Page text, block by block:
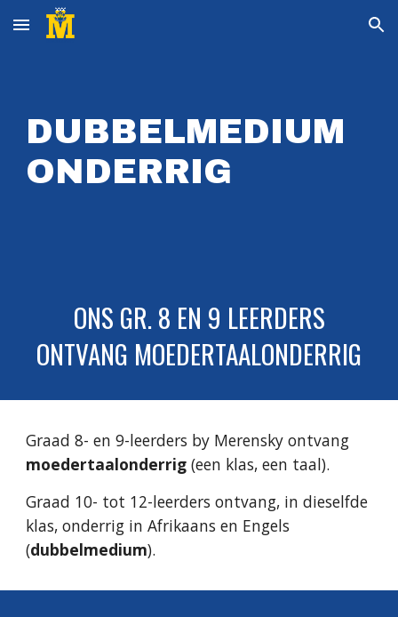
Skip to main content Skip to navigation
DUBBELMEDIUM
ONDERRIG
ONS GR. 8 EN 9 LEERDERS
ONTVANG MOEDERTAALONDERRIG
Graad 8- en 9-leerders by Merensky ontvang
moedertaalonderrig (een klas, een taal).
Graad 10- tot 12-leerders ontvang, in dieselfde
klas, onderrig in Afrikaans en Engels
(dubbelmedium).